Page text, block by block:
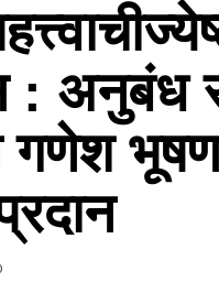
: अनुबंध
गणेश